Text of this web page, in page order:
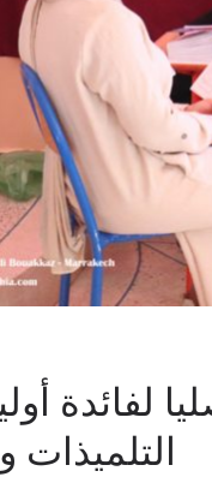
التلميذات